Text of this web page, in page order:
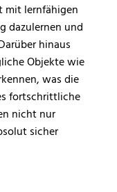
mit lernfähigen
dazulernen und
hinaus
Objekte wie
was die
fortschrittliche
nicht nur
sicher